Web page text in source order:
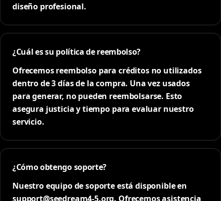
diseño profesional.
¿Cuál es su política de reembolso?
Ofrecemos reembolso para créditos no utilizados
dentro de 3 días de la compra. Una vez usados
para generar, no pueden reembolsarse. Esto
asegura justicia y tiempo para evaluar nuestro
servicio.
¿Cómo obtengo soporte?
Nuestro equipo de soporte está disponible en
support@seedream4-5.org. Ofrecemos asistencia